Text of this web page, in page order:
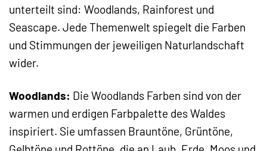
unterteilt sind: Woodlands, Rainforest und
Seascape. Jede Themenwelt spiegelt die Farben
und Stimmungen der jeweiligen Naturlandschaft
wider.
Woodlands: Die Woodlands Farben sind von der
warmen und erdigen Farbpalette des Waldes
inspiriert. Sie umfassen Brauntöne, Grüntöne,